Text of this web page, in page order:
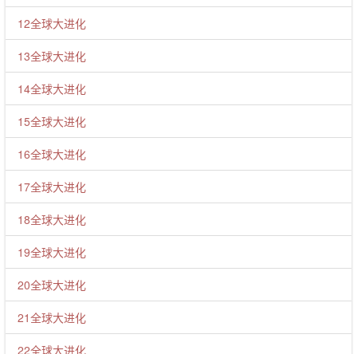
12全球大进化
13全球大进化
14全球大进化
15全球大进化
16全球大进化
17全球大进化
18全球大进化
19全球大进化
20全球大进化
21全球大进化
22全球大进化